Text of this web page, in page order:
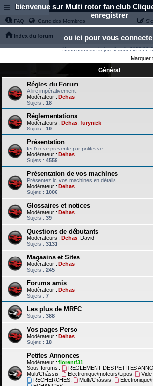
bienvenue sur Multi rotor fan club
enregistrer
ou ici pour vous
Links
FAQ Carte des Membres
Index du forum
Nous sommes le jeu. 6 août 2026
Marquer
Général
Régles du Forum.
A lire impérativement.
Modérateur : Dehas
Sujets : 18
Réglementations
Modérateurs : Dehas furynick
Sujets : 19
Présentation
Ici l'on se présente par politesse.
Modérateur : Dehas
Sujets : 4559
Présentation de vos machines
Présentez ici vos machines en détails
Modérateur : Dehas
Sujets : 1006
Glossaires et notices
Modérateur : Dehas
Sujets : 39
Questions de débutants
Modérateurs : Dehas David
Sujets : 3131
Magasins et Sites
Modérateur : Dehas
Sujets : 245
Forums amis
Modérateur : Dehas
Sujets : 7
Les plus de MRFC
Sujets : 388
Vos pages Perso
Modérateur : Dehas
Sujets : 18
Petites Annonces
Modérateur : florentf31
Sous-forums :
REGLEMENT DES PETITES
Multi/Châssis
Electronique/moteurs/Lipos Vide
RECHERCHES, Multi/Châssis Electronique/